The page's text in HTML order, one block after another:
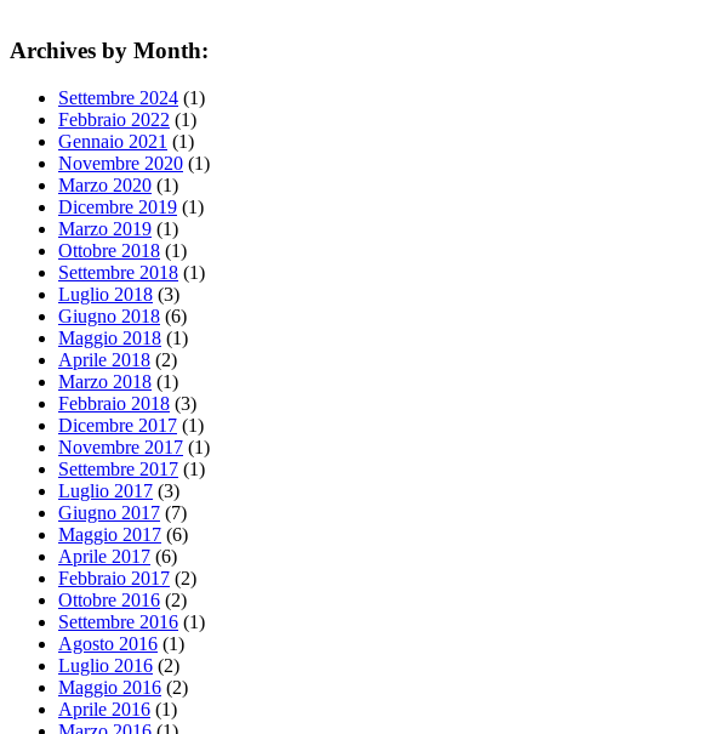
Archives by Month:
Settembre 2024 (1)
Febbraio 2022 (1)
Gennaio 2021 (1)
Novembre 2020 (1)
Marzo 2020 (1)
Dicembre 2019 (1)
Marzo 2019 (1)
Ottobre 2018 (1)
Settembre 2018 (1)
Luglio 2018 (3)
Giugno 2018 (6)
Maggio 2018 (1)
Aprile 2018 (2)
Marzo 2018 (1)
Febbraio 2018 (3)
Dicembre 2017 (1)
Novembre 2017 (1)
Settembre 2017 (1)
Luglio 2017 (3)
Giugno 2017 (7)
Maggio 2017 (6)
Aprile 2017 (6)
Febbraio 2017 (2)
Ottobre 2016 (2)
Settembre 2016 (1)
Agosto 2016 (1)
Luglio 2016 (2)
Maggio 2016 (2)
Aprile 2016 (1)